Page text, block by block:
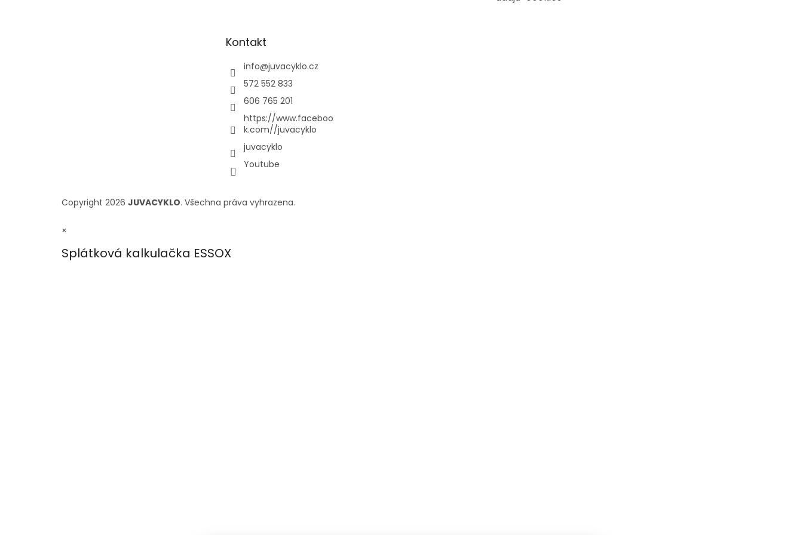
Kontakt
info@juvacyklo.cz
572 552 833
606 765 201
https://www.faceboo
k.com//juvacyklo
juvacyklo
Youtube
Copyright 2026 JUVACYKLO. Všechna práva vyhrazena.
×
Splátková kalkulačka ESSOX